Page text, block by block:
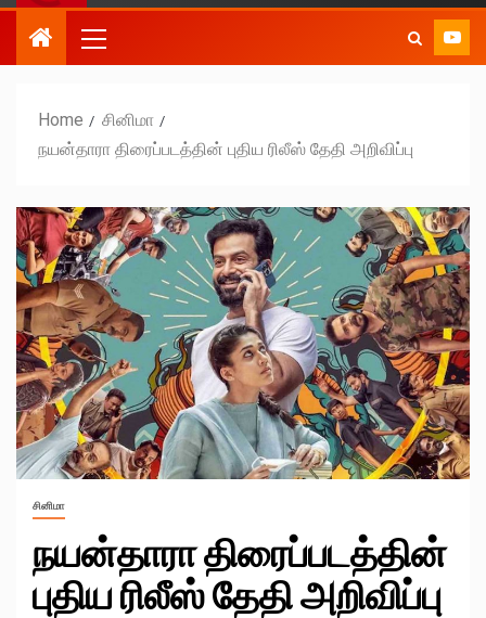
Home
சினிமா
நயன்தாரா திரைப்படத்தின் புதிய ரிலீஸ் தேதி அறிவிப்பு
சினிமா
நயன்தாரா திரைப்படத்தின்
புதிய ரிலீஸ் தேதி அறிவிப்பு